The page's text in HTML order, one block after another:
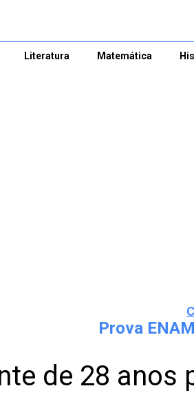
Literatura Matemática
Prova
de 28 anos